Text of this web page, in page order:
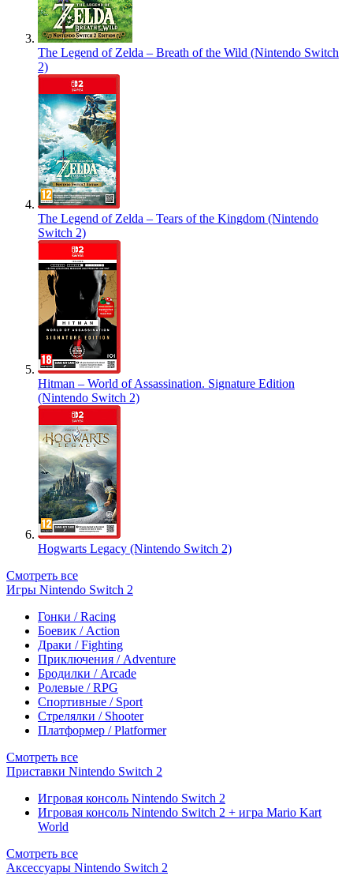
The Legend of Zelda – Breath of the Wild (Nintendo Switch
2)
The Legend of Zelda – Tears of the Kingdom (Nintendo
Switch 2)
Hitman – World of Assassination. Signature Edition
(Nintendo Switch 2)
Hogwarts Legacy (Nintendo Switch 2)
Смотреть все
Игры Nintendo Switch 2
Гонки / Racing
Боевик / Action
Драки / Fighting
Приключения / Adventure
Бродилки / Arcade
Ролевые / RPG
Спортивные / Sport
Стрелялки / Shooter
Платформер / Platformer
Смотреть все
Приставки Nintendo Switch 2
Игровая консоль Nintendo Switch 2
Игровая консоль Nintendo Switch 2 + игра Mario Kart
World
Смотреть все
Аксессуары Nintendo Switch 2